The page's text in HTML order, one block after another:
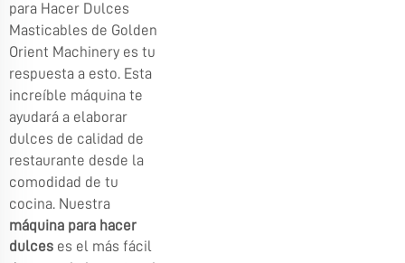
para Hacer Dulces
Masticables de Golden
Orient Machinery es tu
respuesta a esto. Esta
increíble máquina te
ayudará a elaborar
dulces de calidad de
restaurante desde la
comodidad de tu
cocina. Nuestra
máquina para hacer
dulces es el más fácil